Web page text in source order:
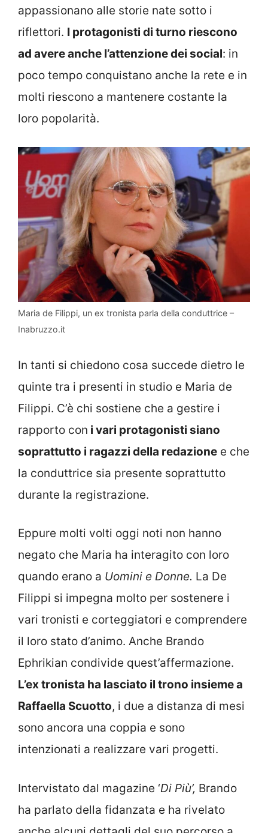
appassionano alle storie nate sotto i
riflettori. I protagonisti di turno riescono
ad avere anche l’attenzione dei social: in
poco tempo conquistano anche la rete e in
molti riescono a mantenere costante la
loro popolarità.
Maria de Filippi, un ex tronista parla della conduttrice –
Inabruzzo.it
In tanti si chiedono cosa succede dietro le
quinte tra i presenti in studio e Maria de
Filippi. C’è chi sostiene che a gestire i
rapporto con i vari protagonisti siano
soprattutto i ragazzi della redazione e che
la conduttrice sia presente soprattutto
durante la registrazione.
Eppure molti volti oggi noti non hanno
negato che Maria ha interagito con loro
quando erano a Uomini e Donne. La De
Filippi si impegna molto per sostenere i
vari tronisti e corteggiatori e comprendere
il loro stato d’animo. Anche Brando
Ephrikian condivide quest’affermazione.
L’ex tronista ha lasciato il trono insieme a
Raffaella Scuotto, i due a distanza di mesi
sono ancora una coppia e sono
intenzionati a realizzare vari progetti.
Intervistato dal magazine ‘Di Più’, Brando
ha parlato della fidanzata e ha rivelato